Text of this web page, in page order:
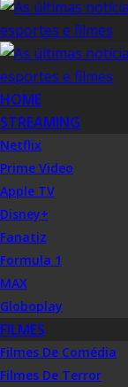
HOME
STREAMING
Netflix
Prime Video
Apple TV
Disney+
Fanatiz
Formula 1
MAX
Globoplay
FILMES
Filmes De Comédia
Filmes De Terror